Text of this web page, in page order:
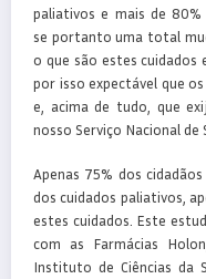
paliativos e mais de
se portanto uma total
o que são estes
por isso expectável que
e, acima de tudo, que
nosso Serviço Nacional de
Apenas 75% dos
dos cuidados paliativos,
estes cuidados. Este
com as Farmácias
Instituto de Ciências da